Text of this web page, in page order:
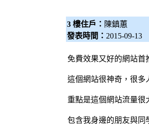
3 樓住戶： 陳鎮蕙
發表時間： 2015-09-13
免費效果又好的網站首
這個網站很神奇，很多
重點是這個網站流量很
包含我身邊的朋友與同